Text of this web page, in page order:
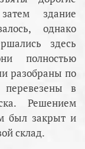
здание
однако
здесь
полностью
разобраны по
в
Решением
был закрыт и
склад.